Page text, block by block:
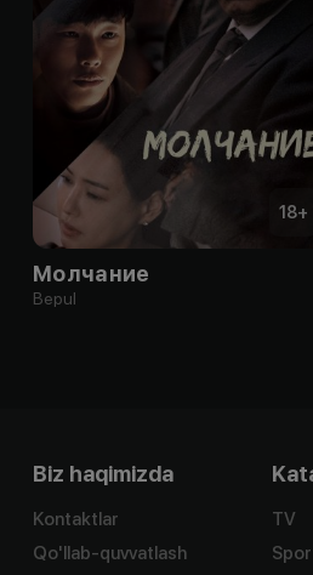
18+
Молчание
Bepul
Biz haqimizda
Kontaktlar
Qo'llab-quvvatlash
TV